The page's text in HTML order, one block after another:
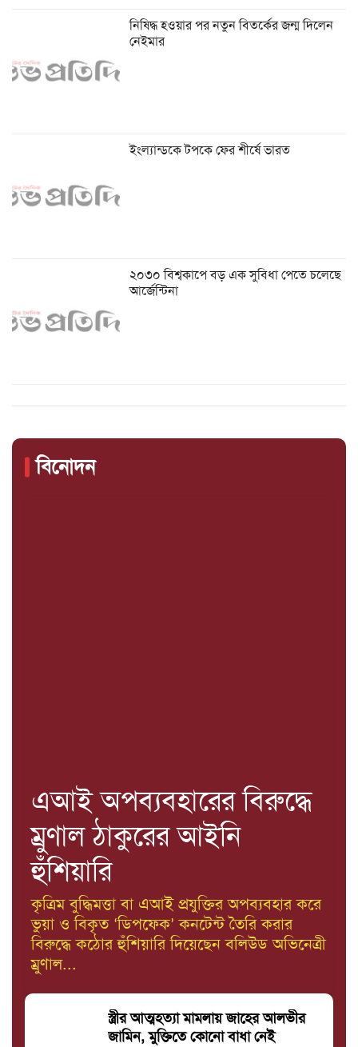
নিষিদ্ধ হওয়ার পর নতুন বিতর্কের জন্ম দিলেন
নেইমার
ইংল্যান্ডকে টপকে ফের শীর্ষে ভারত
২০৩০ বিশ্বকাপে বড় এক সুবিধা পেতে চলেছে
আর্জেন্টিনা
বিনোদন
এআই অপব্যবহারের বিরুদ্ধে
ম্রুণাল ঠাকুরের আইনি
হুঁশিয়ারি
কৃত্রিম বুদ্ধিমত্তা বা এআই প্রযুক্তির অপব্যবহার করে
ভুয়া ও বিকৃত ‘ডিপফেক’ কনটেন্ট তৈরি করার
বিরুদ্ধে কঠোর হুঁশিয়ারি দিয়েছেন বলিউড অভিনেত্রী
ম্রুণাল...
স্ত্রীর আত্মহত্যা মামলায় জাহের আলভীর
জামিন, মুক্তিতে কোনো বাধা নেই